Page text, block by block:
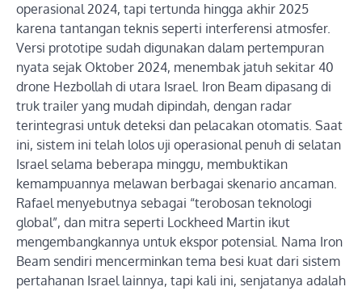
operasional 2024, tapi tertunda hingga akhir 2025
karena tantangan teknis seperti interferensi atmosfer.
Versi prototipe sudah digunakan dalam pertempuran
nyata sejak Oktober 2024, menembak jatuh sekitar 40
drone Hezbollah di utara Israel. Iron Beam dipasang di
truk trailer yang mudah dipindah, dengan radar
terintegrasi untuk deteksi dan pelacakan otomatis. Saat
ini, sistem ini telah lolos uji operasional penuh di selatan
Israel selama beberapa minggu, membuktikan
kemampuannya melawan berbagai skenario ancaman.
Rafael menyebutnya sebagai “terobosan teknologi
global”, dan mitra seperti Lockheed Martin ikut
mengembangkannya untuk ekspor potensial. Nama Iron
Beam sendiri mencerminkan tema besi kuat dari sistem
pertahanan Israel lainnya, tapi kali ini, senjatanya adalah